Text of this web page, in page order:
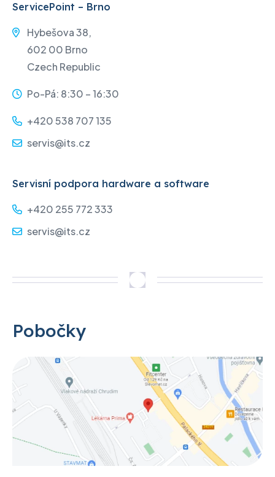
ServicePoint – Brno
Hybešova 38,
602 00 Brno
Czech Republic
Po-Pá: 8:30 – 16:30
+420 538 707 135
servis@its.cz
Servisní podpora hardware a software
+420 255 772 333
servis@its.cz
Pobočky